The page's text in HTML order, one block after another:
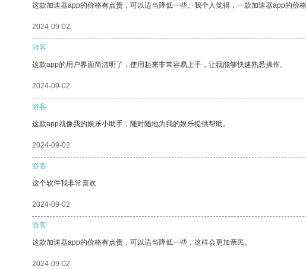
这款加速器app的价格有点贵，可以适当降低一些。我个人觉得，一款加速器app的价
2024-09-02
游客
这款app的用户界面简洁明了，使用起来非常容易上手，让我能够快速熟悉操作。
2024-09-02
游客
这款app就像我的娱乐小助手，随时随地为我的娱乐提供帮助。
2024-09-02
游客
这个软件我非常喜欢
2024-09-02
游客
这款加速器app的价格有点贵，可以适当降低一些，这样会更加亲民。
2024-09-02